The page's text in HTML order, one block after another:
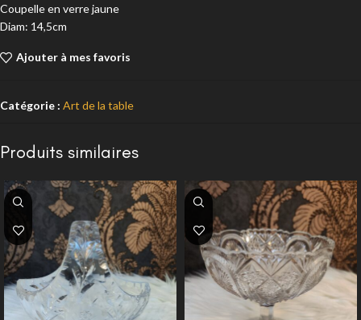
Coupelle en verre jaune
Diam: 14,5cm
Ajouter à mes favoris
Catégorie : Art de la table
Produits similaires